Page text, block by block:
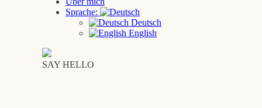
Sprache:
Deutsch
English
SAY HELLO